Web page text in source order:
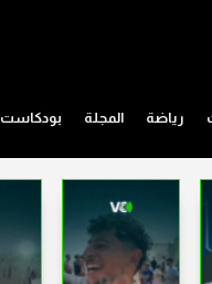
رياضة المجلة بودكاست